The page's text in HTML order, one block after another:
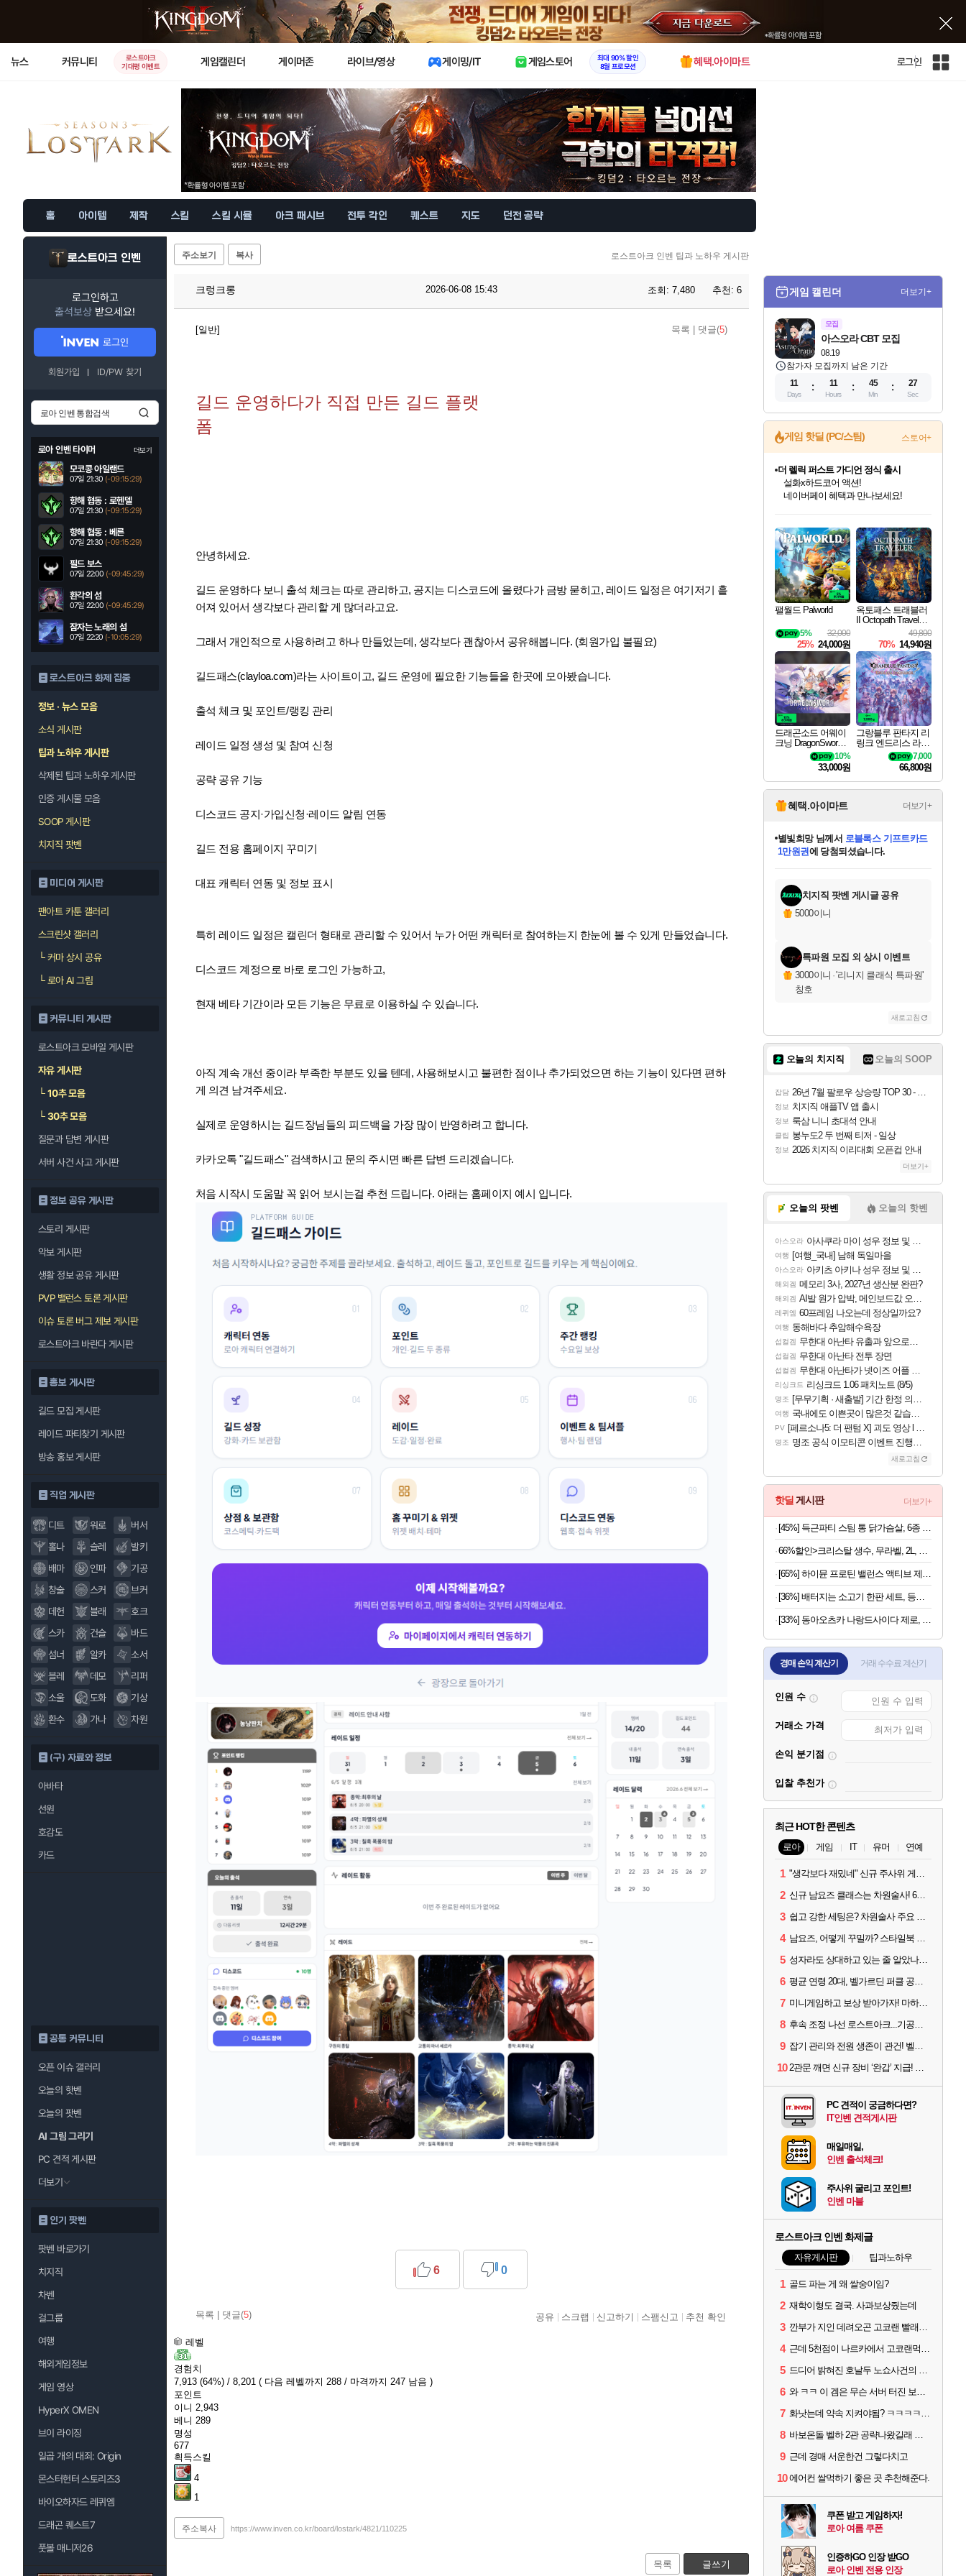
X
뉴스 커뮤니티
로스트아크
기대평 이벤트
게임캘린더 게이머존 라이브/영상 게이밍/IT 게임스토어
최대 90% 할인
8월 프로모션
혜택.아이마트 로그인
인
홈 아이템 제작 스킬 스킬 시뮬 아크 패시브 전투 각인 퀘스트 지도 던전 공략
로스트아크 인벤
로그인하고
출석보상 받으세요!
로그인
회원가입 ID/PW 찾기
로아 인벤 타이머 더보기
모코콩 아일랜드
07일 21:30 (-09:15:28)
항해 협동 : 로헨델
07일 21:30 (-09:15:28)
항해 협동 : 베른
07일 21:30 (-09:15:28)
필드 보스
07일 22:00 (-09:45:28)
환각의 섬
07일 22:00 (-09:45:28)
잠자는 노래의 섬
07일 22:20 (-10:05:28)
로스트아크 화제 집중
정보 · 뉴스 모음
소식 게시판
팁과 노하우 게시판
삭제된 팁과 노하우 게시판
인증 게시물 모음
SOOP 게시판
치지직 팟벤
미디어 게시판
팬아트 카툰 갤러리
스크린샷 갤러리
└커마 상시 공유
└로아 AI 그림
커뮤니티 게시판
로스트아크 모바일 게시판
자유 게시판
└10추 모음
└30추 모음
질문과 답변 게시판
서버 사건 사고 게시판
정보 공유 게시판
스토리 게시판
악보 게시판
생활 정보 공유 게시판
PVP 밸런스 토론 게시판
이슈 토론 버그 제보 게시판
로스트아크 바란다 게시판
홍보 게시판
길드 모집 게시판
레이드 파티찾기 게시판
방송 홍보 게시판
직업 게시판
디트 워로
버서
홀나
슬레
발키
배마
인파
기공
창술
스커
브커
데헌
블래
호크
스카
건슬
바드
섬너
알카
소서
블레
데모
리퍼
소울
도화
기상
환수
가나 차원
(구) 자료와 정보
아바타
선원
호감도
카드
공통 커뮤니티
오픈 이슈 갤러리
오늘의 핫벤
오늘의 팟벤
AI 그림 그리기
PC 견적 게시판
더보기
인기 팟벤
팟벤 바로가기
치지직
차벤
걸그룹
여행
해외게임정보
게임 영상
HyperX OMEN
브이 라이징
일곱 개의 대죄: Origin
몬스터헌터 스토리즈3
바이오하자드 레퀴엠
드래곤 퀘스트7
풋볼 매니저26
주소보기 복사 로스트아크 인벤 팁과 노하우 게시판
크렁크롱 2026-06-08 15:43 조회: 7,480 추천: 6
[일반] 목록 댓글(5)
길드 운영하다가 직접 만든 길드 플랫
폼
안녕하세요.
길드 운영하다 보니 출석 체크는 따로 관리하고, 공지는 디스코드에 올렸다가 금방 묻히고, 레이드 일정은 여기저기 흩
어져 있어서 생각보다 관리할 게 많더라고요.
그래서 개인적으로 사용하려고 하나 만들었는데, 생각보다 괜찮아서 공유해봅니다. (회원가입 불필요)
길드패스(clayloa.com)라는 사이트이고, 길드 운영에 필요한 기능들을 한곳에 모아봤습니다.
출석 체크 및 포인트/랭킹 관리
레이드 일정 생성 및 참여 신청
공략 공유 기능
디스코드 공지·가입신청·레이드 알림 연동
길드 전용 홈페이지 꾸미기
대표 캐릭터 연동 및 정보 표시
특히 레이드 일정은 캘린더 형태로 관리할 수 있어서 누가 어떤 캐릭터로 참여하는지 한눈에 볼 수 있게 만들었습니다.
디스코드 계정으로 바로 로그인 가능하고,
현재 베타 기간이라 모든 기능은 무료로 이용하실 수 있습니다.
아직 계속 개선 중이라 부족한 부분도 있을 텐데, 사용해보시고 불편한 점이나 추가되었으면 하는 기능이 있다면 편하
게 의견 남겨주세요.
실제로 운영하시는 길드장님들의 피드백을 가장 많이 반영하려고 합니다.
카카오톡 "길드패스" 검색하시고 문의 주시면 빠른 답변 드리겠습니다.
처음 시작시 도움말 꼭 읽어 보시는걸 추천 드립니다. 아래는 홈페이지 예시 입니다.
목록 댓글(5)
6 0
공유 스크랩 신고하기 스팸신고 추천 확인
레벨
경험치
7,913 (64%) / 8,201 ( 다음 레벨까지 288 / 마격까지 247 남음 )
포인트
이니 2,943
베니 289
명성
677
획득스킬
4
1
주소복사 https://www.inven.co.kr/board/lostark/4821/110225
목록 글쓰기
게임 캘린더 더보기+
모집
08.19
아스오라 CBT 모집
참가자 모집까지 남은 기간
11
Days
11
Hours
45
Min
26
Sec
게임 핫딜 (PC/스팀) 스토어+
최대 90% 할인가를 만나보세요!
네이버혜택과 함께 만나보세요!
50%할인&추가 적립까지!
네이버 포인트 혜택까지!
이니&베니 혜택까지!
네이버 혜택가와 함께 예약하세요!
할인&네이버혜택으로 만나보세요!
더 렐릭 퍼스트 가디언 정식 출시
설화x하드코어 액션!
네이버페이 혜택과 만나보세요!
40주년 프로모션으로 만나보세요!
할인가에 만나보세요!
일부 에디션 상시 할인!
혜택으로 예약 판매 중
편안하게 충전하세요
팰월드 Palworld
32,000
5%
25% 24,000원
옥토패스 트래블러
II Octopath Traveler I
49,800
70% 14,940원
드래곤소드 어웨이
크닝 DragonSword A
10%
33,000원
그랑블루 판타지 리
링크 엔드리스 라그
나로크 Granblue Fa
ntasy Relink Endless
7,000
66,800원
혜택.아이마트 더보기+
교환.
당첨되셨습니다.
당첨되셨습니다.
당첨되셨습니다.
별빛희망님께서 로블록스 기프트카드
1만원권에 당첨되셨습니다.
당첨되셨습니다.
당첨되셨습니다.
당첨되셨습니다.
당첨되셨습니다.
에디션 (스팀코드)를 교환.
당첨되셨습니다.
치지직 팟벤 게시글 공유
5000이니
특파원 모집 외 상시 이벤트
3000이니 ·'리니지 클래식 특파원'
칭호
새로고침
오늘의 치지직 오늘의 SOOP
잡담 26년 7월 팔로우 상승량 TOP 30 - 월간 치지직
정보 치지직 애플TV 앱 출시
정보 룩삼 니니 초대석 안내
클립 봉누도2 두 번째 티저 - 일상
정보 2026 치지직 이리대회 오픈컵 안내
더보기+
오늘의 팟벤 오늘의 핫벤
아스오라 아사쿠라 마이 성우 정보 및 주요 필모
여행 [여행_국내] 남해 독일마을
아스오라 아키츠 아키나 성우 정보 및 주요 필모
해외겜 메모리 3사, 2027년 생산분 완판?
해외겜 AI발 원가 압박, 메인보드값 오르나
레퀴엠 60프레임 나오는데 정상일까요?
여행 동해바다 추암해수욕장
섭컬겜 무한대 아난타 유출과 앞으로의 예상 (루머)
섭컬겜 무한대 아난타 전투 장면
섭컬겜 무한대 아난타가 넷이즈 어플 달력에 일정 등록
리싱크드 리싱크드 1.06 패치노트 (8/5)
명조 [무무기획 · 새출발] 기간 한정 의뢰 이벤트
여행 국내에도 이쁜곳이 많은것 같습니다
PV [페르소나5: 더 팬텀 X] 괴도 영상 l 타카마키 안·댄싱 스타
명조 명조 공식 이모티콘 이벤트 진행해봤습니다! 참여부터 추첨까지????
새로고침
핫딜 게시판 더보기+
[33%] 동아오츠카 나랑드사이다 제로, 오리지널, 345ml, 24개
경매 손익 계산기 거래 수수료 계산기
인원 수
거래소 가격
손익 분기점
입찰 추천가
최근 HOT한 콘텐츠
로아 게임 IT 유머 연예
1 "생각보다 재밌네" 신규 주사위 게임 티카투카 호평
2 신규 남요즈 클래스는 차원술사! 6월 20일 로아온 썸머 정리
3 쉽고 강한 세팅은? 차원술사 주요 빌드와 스킬 코드
4 남요즈, 어떻게 꾸밀까? 스타일북 인기 차원술사 커스터마이즈
5 성자라도 상대하고 있는 줄 알았나? 벨가르딘 이모저모
6 평균 연령 20대, 벨가르딘 퍼클 공대 '영로티'를 만나다
7 미니게임하고 보상 받아가자! 마하라카 썸머 캠프 할 일은?
8 후속 조정 나선 로스트아크...기공사, 차원술사 하향
9 잡기 관리와 전원 생존이 관건! 벨가르딘 유물 칭호 획득방법 정리
10 2관문 깨면 신규 장비 ‘완갑’ 지급! 그림자 레이드 벨가르딘 공개
PC 견적이 궁금하다면?
IT인벤 견적게시판
매일매일,
인벤 출석체크!
주사위 굴리고 포인트!
인벤 마블
로스트아크 인벤 화제글
자유게시판 팁과노하우
1 골드 파는 게 왜 쌀숭이임?
2 재학이형도 결국. 사과보상줬는데
3 깐부가 지인 데려오곤 고코랜 빨래질 해놓고선 저격하네 ㅋㅋ
4 근데 5천점이 나르카에서 고코랜먹는게 그렇게잘못된거임?
5 드디어 밝혀진 호날두 노쇼사건의 진실 ㅁㅊㄷㄷㄷㄷ
6 와 ㅋㅋ 이 겜은 무슨 서버 터진 보상을 숙제로 주냐 ㅋㅋ
7 화낫는데 약속 지켜야됨? ㅋㅋㅋㅋ 어이없네
8 바보온돌 벨하 2관 공략나왔길래 보는데
9 근데 경매 서운한건 그렇다치고
10 에어컨 쌀먹하기 좋은 곳 추천해준다.
쿠폰 받고 게임하자!
로아 여름 쿠폰
인증하GO 인장 받GO
로아 인벤 전용 인장